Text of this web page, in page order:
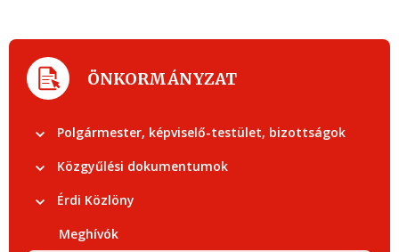
ÖNKORMÁNYZAT
Polgármester, képviselő-testület, bizottságok
Közgyűlési dokumentumok
Érdi Közlöny
Meghívók